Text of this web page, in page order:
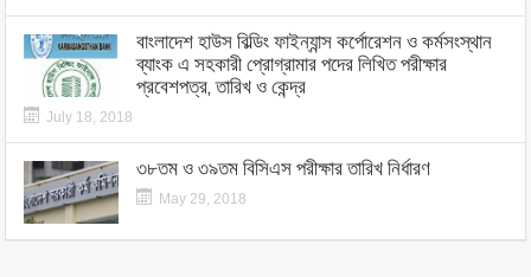
বাংলাদেশ হাউস বিল্ডিং ফাইন্যান্স কর্পোরেশন ও কর্মসংস্থান
ব্যাংক এ সহকারী প্রোগ্রামার পদের লিখিত পরীক্ষার
প্রবেশপত্র, তারিখ ও কেন্দ্র
July 18, 2018
৩৮তম ও ৩৯তম বিসিএস পরীক্ষার তারিখ নির্ধারণ
May 29, 2018